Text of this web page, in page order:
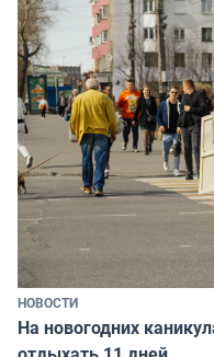
НОВОСТИ
На новогодних